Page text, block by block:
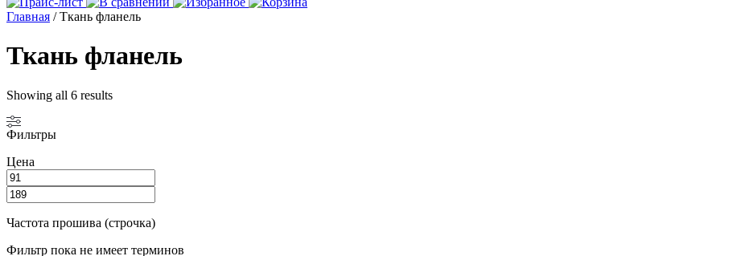
Главная / Ткань фланель
Ткань фланель
Showing all 6 results
Фильтры
Цена
Частота прошива (строчка)
Фильтр пока не имеет терминов